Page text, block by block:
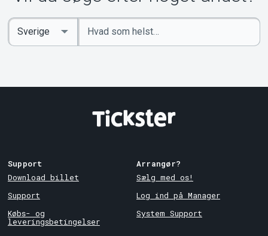
Indtast
søgeord
Select
Country
Support
Download billet
Support
Købs- og
leveringsbetingelser
Arrangør?
Sælg med os!
Log ind på Manager
System Support